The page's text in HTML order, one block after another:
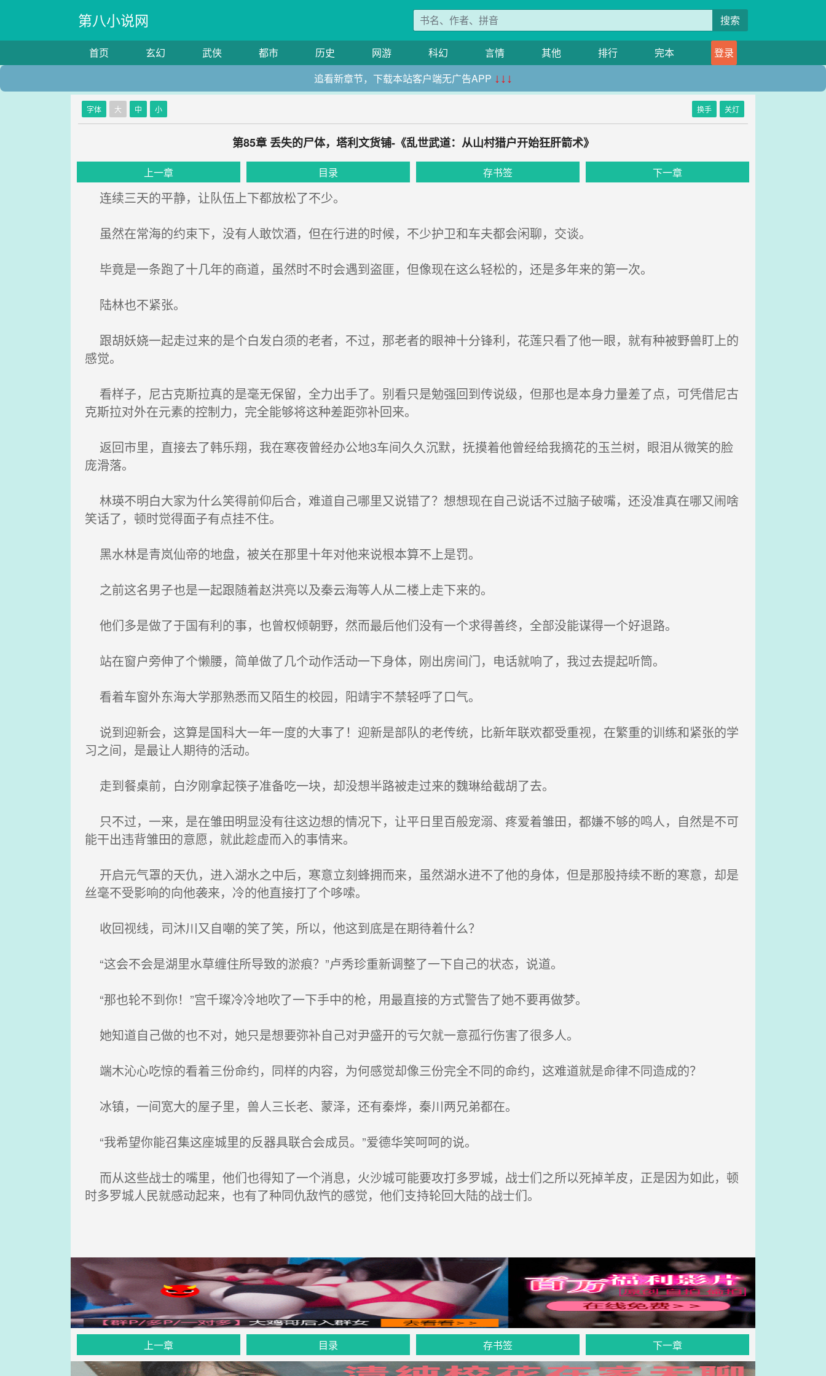
第八小说网 搜索
首页 玄幻 武侠 都市 历史 网游 科幻 言情 其他 排行 完本
登录
追看新章节，下载本站客户端无广告APP ↓↓↓
字体 大 中 小 换手 关灯
第85章 丢失的尸体，塔利文货铺-《乱世武道：从山村猎户开始狂肝箭术》
上一章 目录 存书签 下一章
连续三天的平静，让队伍上下都放松了不少。
虽然在常海的约束下，没有人敢饮酒，但在行进的时候，不少护卫和车夫都会闲聊，交谈。
毕竟是一条跑了十几年的商道，虽然时不时会遇到盗匪，但像现在这么轻松的，还是多年来的第一次。
陆林也不紧张。
跟胡妖娆一起走过来的是个白发白须的老者，不过，那老者的眼神十分锋利，花莲只看了他一眼，就有种被野兽盯上的
感觉。
看样子，尼古克斯拉真的是毫无保留，全力出手了。别看只是勉强回到传说级，但那也是本身力量差了点，可凭借尼古
克斯拉对外在元素的控制力，完全能够将这种差距弥补回来。
返回市里，直接去了韩乐翔，我在寒夜曾经办公地3车间久久沉默，抚摸着他曾经给我摘花的玉兰树，眼泪从微笑的脸
庞滑落。
林瑛不明白大家为什么笑得前仰后合，难道自己哪里又说错了？想想现在自己说话不过脑子破嘴，还没准真在哪又闹啥
笑话了，顿时觉得面子有点挂不住。
黑水林是青岚仙帝的地盘，被关在那里十年对他来说根本算不上是罚。
之前这名男子也是一起跟随着赵洪亮以及秦云海等人从二楼上走下来的。
他们多是做了于国有利的事，也曾权倾朝野，然而最后他们没有一个求得善终，全部没能谋得一个好退路。
站在窗户旁伸了个懒腰，简单做了几个动作活动一下身体，刚出房间门，电话就响了，我过去提起听筒。
看着车窗外东海大学那熟悉而又陌生的校园，阳靖宇不禁轻呼了口气。
说到迎新会，这算是国科大一年一度的大事了！迎新是部队的老传统，比新年联欢都受重视，在繁重的训练和紧张的学
习之间，是最让人期待的活动。
走到餐桌前，白汐刚拿起筷子准备吃一块，却没想半路被走过来的魏琳给截胡了去。
只不过，一来，是在雏田明显没有往这边想的情况下，让平日里百般宠溺、疼爱着雏田，都嫌不够的鸣人，自然是不可
能干出违背雏田的意愿，就此趁虚而入的事情来。
开启元气罩的天仇，进入湖水之中后，寒意立刻蜂拥而来，虽然湖水进不了他的身体，但是那股持续不断的寒意，却是
丝毫不受影响的向他袭来，冷的他直接打了个哆嗦。
收回视线，司沐川又自嘲的笑了笑，所以，他这到底是在期待着什么？
“这会不会是湖里水草缠住所导致的淤痕？”卢秀珍重新调整了一下自己的状态，说道。
“那也轮不到你！”宫千璨冷冷地吹了一下手中的枪，用最直接的方式警告了她不要再做梦。
她知道自己做的也不对，她只是想要弥补自己对尹盛开的亏欠就一意孤行伤害了很多人。
端木沁心吃惊的看着三份命约，同样的内容，为何感觉却像三份完全不同的命约，这难道就是命律不同造成的？
冰镇，一间宽大的屋子里，兽人三长老、蒙泽，还有秦烨，秦川两兄弟都在。
“我希望你能召集这座城里的反器具联合会成员。”爱德华笑呵呵的说。
而从这些战士的嘴里，他们也得知了一个消息，火沙城可能要攻打多罗城，战士们之所以死掉羊皮，正是因为如此，顿
时多罗城人民就感动起来，也有了种同仇敌忾的感觉，他们支持轮回大陆的战士们。
上一章 目录 存书签 下一章